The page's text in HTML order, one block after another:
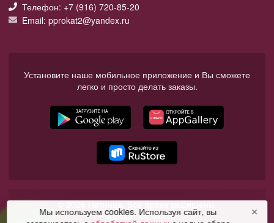
Телефон: +7 (916) 720-85-20
Email: pprokat2@yandex.ru
Установите наше мобильное приложение и Вы сможете
легко и просто делать заказы.
© 2026 Пятница. Все права защищены.
Работает на Moba.
Мы используем cookies. Используя сайт, вы
✕